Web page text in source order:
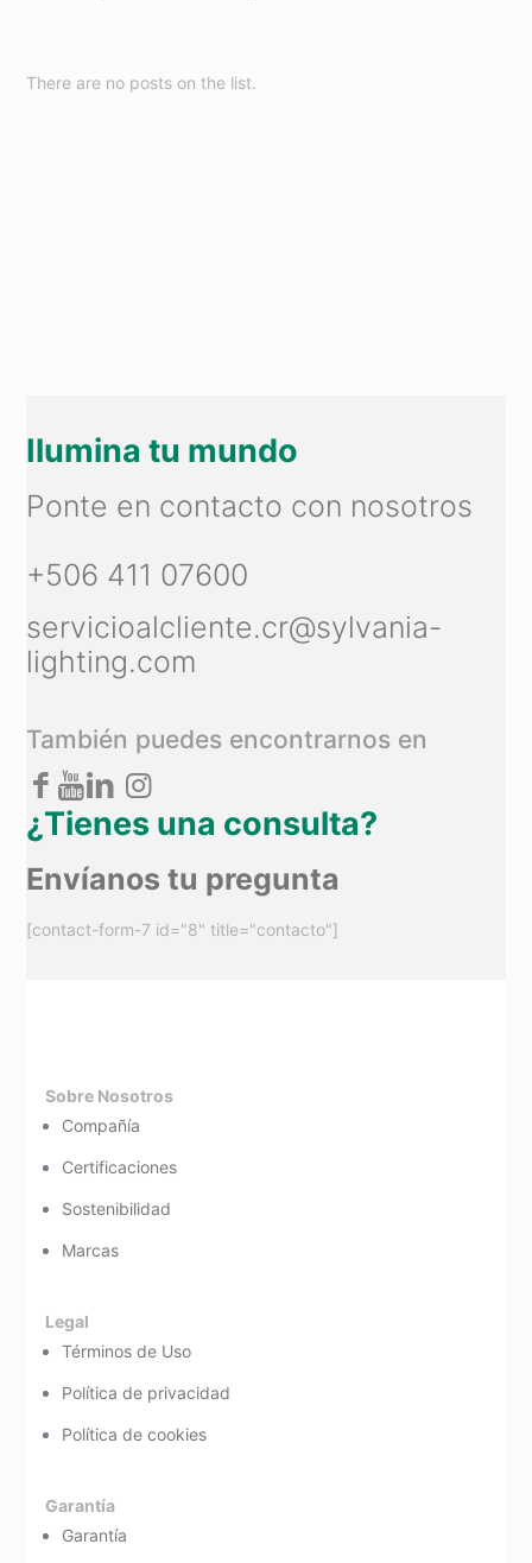
There are no posts on the list.
Ilumina tu mundo
Ponte en contacto con nosotros
+506 411 07600
servicioalcliente.cr@sylvania-
lighting.com
También puedes encontrarnos en
¿Tienes una consulta?
Envíanos tu pregunta
[contact-form-7 id="8" title="contacto"]
Sobre Nosotros
Compañía
Certificaciones
Sostenibilidad
Marcas
Legal
Términos de Uso
Política de privacidad
Política de cookies
Garantía
Garantía